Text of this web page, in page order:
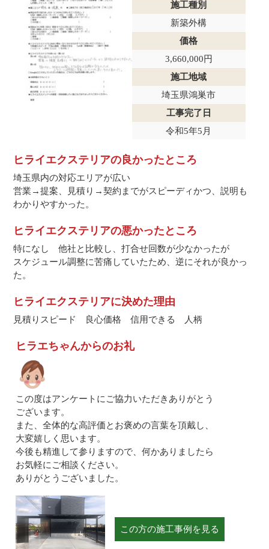
施工種別
新築外構
価格
3,660,000円
施工地域
埼玉県鴻巣市
工事完了日
令和5年5月
ヒライエクステリアの良かったところ
埼玉県内の対応エリアが広い
営業→提案、見積り→契約までがスピーディかつ、説明も
わかりやすかった。
ヒライエクステリアの悪かったところ
特になし 他社と比較し、打合せ回数が少なかったが
スケジュール調整に苦痛していたため、逆にそれが良かっ
た。
ヒライエクステリアに決めた理由
見積りスピード 良心価格 信用できる 人柄
ヒラエちゃんからのお礼
この度はアンケートにご協力いただきありがとう
ございます。
また、全体的な高評価とお褒めの言葉を頂戴し、
大変嬉しく思います。
今後も精進して参りますので、何かありましたら
お気軽にご相談ください。
ありがとうございました。
この方の施工事例を見る